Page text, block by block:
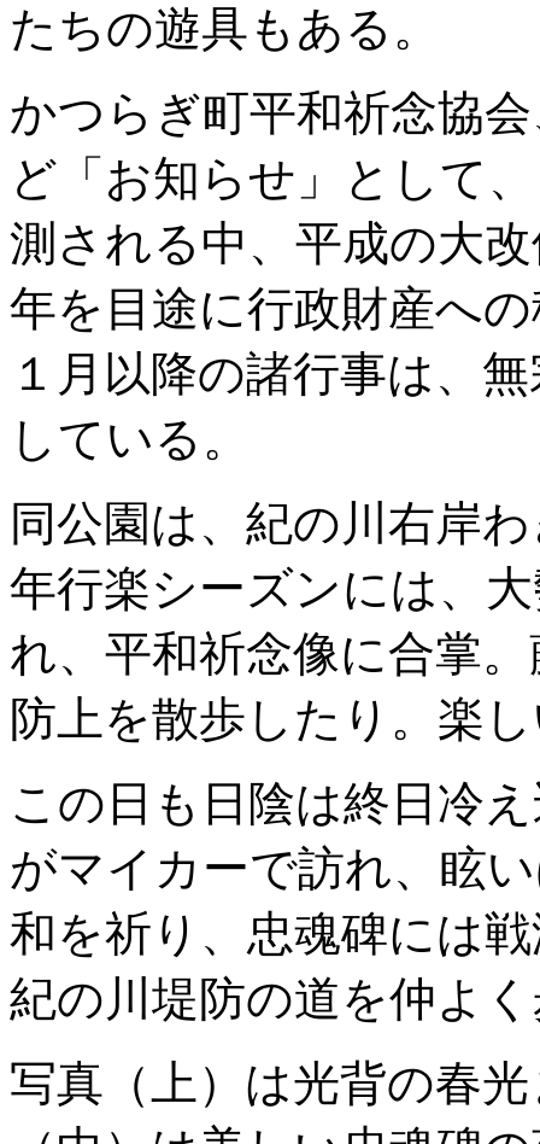
たちの遊具もある。
かつらぎ町平和祈念協
ど「お知らせ」として
測される中、平成の大
年を目途に行政財産へ
１月以降の諸行事は、
している。
同公園は、紀の川右岸
年行楽シーズンには、
れ、平和祈念像に合掌
防上を散歩したり。楽
この日も日陰は終日冷
がマイカーで訪れ、眩
和を祈り、忠魂碑には
紀の川堤防の道を仲よ
写真（上）は光背の春